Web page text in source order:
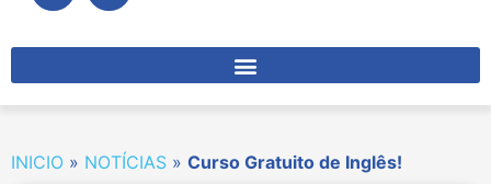
INICIO » NOTÍCIAS » Curso Gratuito de Inglês!